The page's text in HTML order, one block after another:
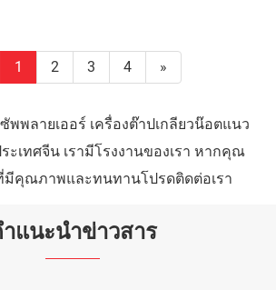
1 2 3 4 »
พพลายเออร์ เครื่องต๊าปเกลียวน๊อตแนว
ะเทศจีน เรามีโรงงานของเรา หากคุณ
มีคุณภาพและทนทานโปรดติดต่อเรา
แนะนำข่าวสาร